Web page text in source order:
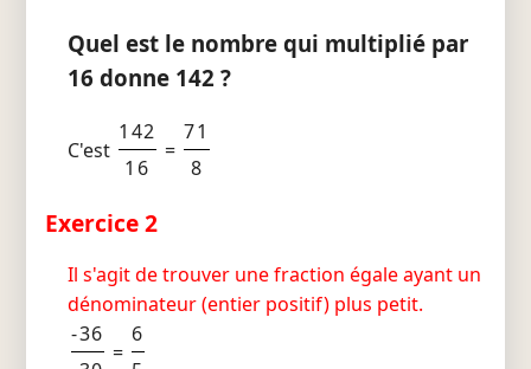
Quel est le nombre qui multiplié par
16 donne 142 ?
C'est
142
16
=
71
8
Exercice 2
Il s'agit de trouver une fraction égale ayant un
dénominateur (entier positif) plus petit.
-36
=
6